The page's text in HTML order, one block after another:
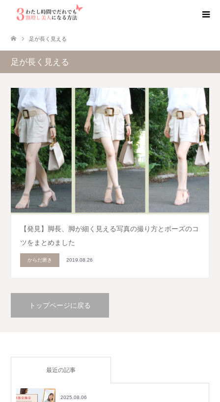
足が長く見える
足が長く見える
【発見】脚長、脚が細く見える写真の撮り方とポーズのコ
ツをまとめました
からだ磨き 2019.08.26
トップページに戻る
最近の記事
2025.08.06